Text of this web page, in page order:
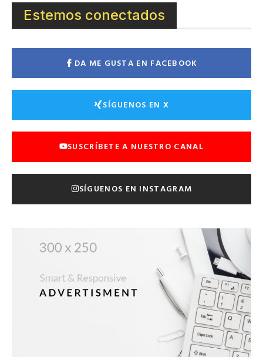
Estemos conectados
DA ME GUSTA EN FACEBOOK
SÍGUENOS EN X
SUSCRÍBETE A NUESTRO CANAL
SÍGUENOS EN INSTAGRAM